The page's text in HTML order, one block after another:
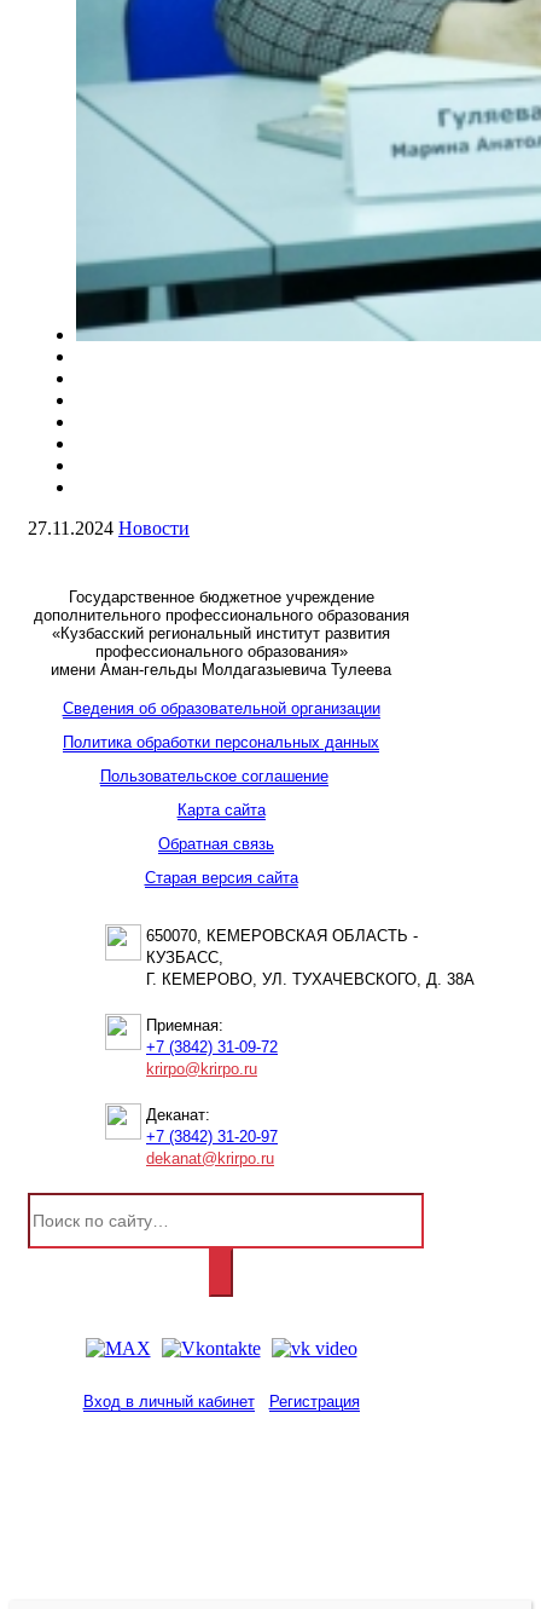
27.11.2024 Новости
Государственное бюджетное учреждение
дополнительного профессионального образования
«Кузбасский региональный институт развития
профессионального образования»
имени Аман-гельды Молдагазыевича Тулеева
Сведения об образовательной организации
Политика обработки персональных данных
Пользовательское соглашение
Карта сайта
Обратная связь
Старая версия сайта
650070, КЕМЕРОВСКАЯ ОБЛАСТЬ -
КУЗБАСС,
Г. КЕМЕРОВО, УЛ. ТУХАЧЕВСКОГО, Д. 38А
Приемная:
+7 (3842) 31-09-72
krirpo@krirpo.ru
Деканат:
+7 (3842) 31-20-97
dekanat@krirpo.ru
Вход в личный кабинет Регистрация